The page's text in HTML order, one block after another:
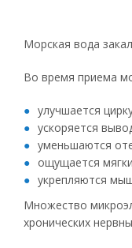
Морская вода
Во время приема
улучшается
ускоряется
уменьшаются
ощущается
укрепляются
Множество
хронических